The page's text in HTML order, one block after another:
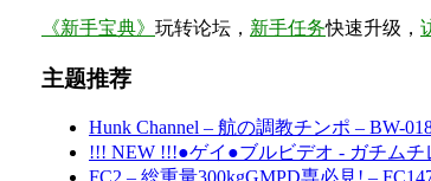
《新手宝典》 玩转论坛， 新手任务快速升级，
主题推荐
Hunk Channel – 航の調教チンポ – BW-
!!! NEW !!!●ゲイ●ブルビデオ - ガチムチ